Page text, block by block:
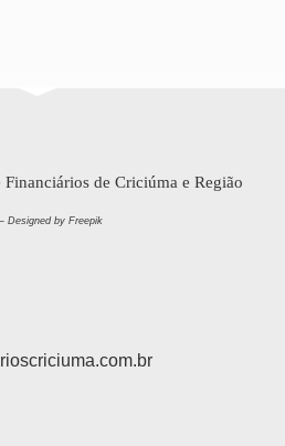
de Criciúma e Região
Designed by Freepik